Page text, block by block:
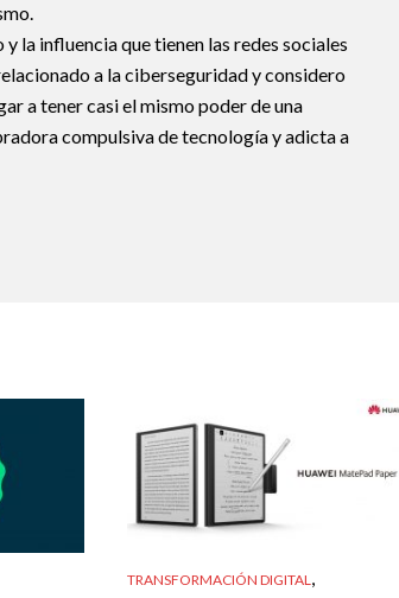
la influencia que tienen las redes sociales
a la ciberseguridad y considero
a tener casi el mismo poder de una
compulsiva de tecnología y adicta a
TRANSFORMACIÓN DIGITAL,